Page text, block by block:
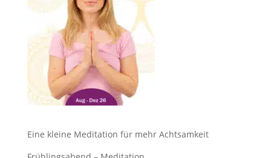
Eine kleine Meditation für mehr Achtsamkeit